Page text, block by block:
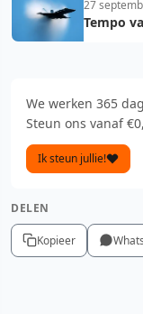
27
Tempo
We werken 365
Steun ons vanaf
Ik steun jullie!
DELEN
Kopieer